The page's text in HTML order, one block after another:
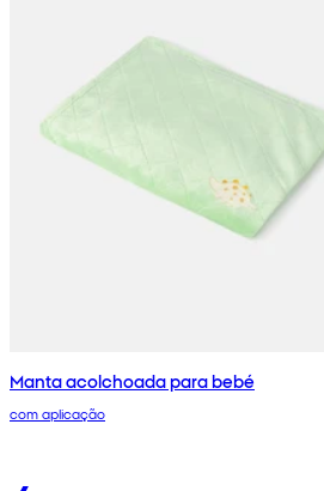
Manta acolchoada para bebé
com aplicação